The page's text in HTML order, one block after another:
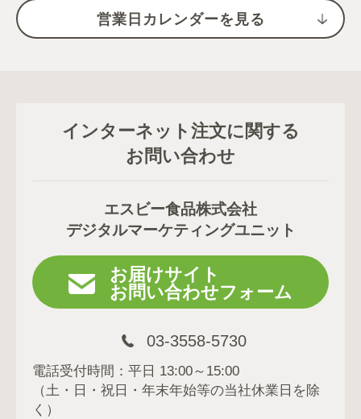
営業日カレンダーを見る
インターネット注文に関する
お問い合わせ
エスビー食品株式会社
デジタルマーケティングユニット
お届けサイト
お問い合わせフォーム
03-3558-5730
電話受付時間：平日 13:00～15:00
（土・日・祝日・年末年始等の当社休業日を除
く）